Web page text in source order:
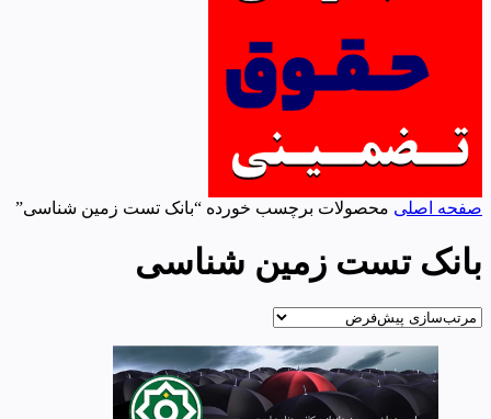
صفحه اصلی محصولات برچسب خورده “بانک تست زمین شناسی”
بانک تست زمین شناسی